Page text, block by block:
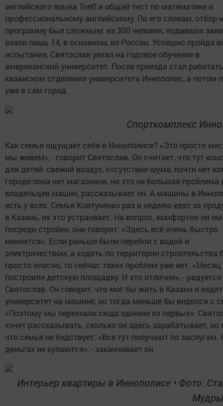
английского языка Toefl и общий тест по математике и
профессиональному английскому. По его словам, отбор
программу был сложным: из 300 человек, подавших
взяли лишь 14, в основном, из России. Успешно пройдя
испытания, Святослав уехал на годовое обучение в
американский университет. После приезда стал
казанском отделении университета Иннополис, а потом
уже в сам город.
Спорткомплекс
Как семья ощущает себя в Иннополисе? «Это просто
мы живем», - говорит Святослав. Он считает, что тут
для детей: свежий воздух, отсутствие шума, почти нет
городе пока нет магазинов, но это не большая проблема
владельцев машин, рассказывает он. А машины в
есть у всех. Семья Ковтуненко раз в неделю едет за
в Казань, их это устраивает. На вопрос, комфортно ли
посреди стройки, они говорят: «Здесь всё очень быстро
меняется». Если раньше были перебои с водой и
электричеством, а ходить по территории строительства
просто опасно, то сейчас таких проблем уже нет.
построили детскую площадку. И это отлично», - радуется
Святослав. Он говорит, что мог бы жить в Казани и
университет на машине, но тогда меньше бы виделся с
«Поэтому мы переехали сюда одними из первых».
хочет рассказывать, сколько он здесь зарабатывает, но
что семья не бедствует. «Все тут получают по заслугам.
деньгах не купаются», - заканчивает он.
Интерьер квартиры в Иннополисе • Фото: